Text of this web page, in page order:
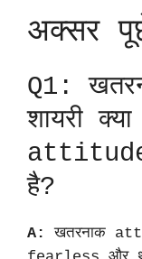
अक्सर
Q1:
शायरी
है?
A:
खतरनाक